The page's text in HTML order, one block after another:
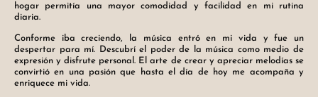
hogar permitía una mayor comodidad y facilidad en mi rutina
diaria.
Conforme iba creciendo, la música entró en mi vida y fue un
despertar para mí. Descubrí el poder de la música como medio de
expresión y disfrute personal. El arte de crear y apreciar melodías se
convirtió en una pasión que hasta el día de hoy me acompaña y
enriquece mi vida.